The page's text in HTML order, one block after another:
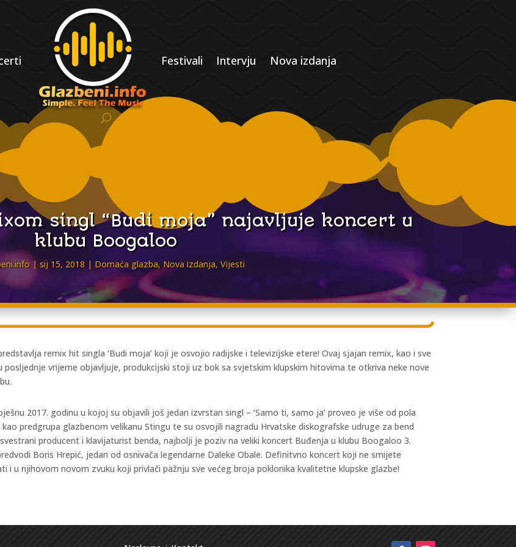
Festivali Intervju Nova izdanja
singl “Budi moja” najavljuje koncert u
klubu Boogaloo
sij 15, 2018 Domaća glazba, Nova izdanja, Vijesti
remix hit singla ‘Budi moja’ koji je osvojio radijske i televizijske etere! Ovaj sjajan remix, kao i sve
vrijeme objavljuje, produkcijski stoji uz bok sa svjetskim klupskim hitovima te otkriva neke nove
2017. godinu u kojoj su objavili još jedan izvrstan singl – ‘Samo ti, samo ja’ proveo je više od pola
predgrupa glazbenom velikanu Stingu te su osvojili nagradu Hrvatske diskografske udruge za bend
producent i klavijaturist benda, najbolji je poziv na veliki koncert Buđenja u klubu Boogaloo 3.
Boris Hrepić, jedan od osnivača legendarne Daleke Obale. Definitvno koncert koji ne smijete
u njihovom novom zvuku koji privlači pažnju sve većeg broja poklonika kvalitetne klupske glazbe!